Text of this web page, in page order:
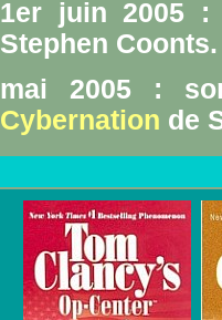
1er juin 2005 :
Stephen Coonts.
mai 2005 :
Cybernation de